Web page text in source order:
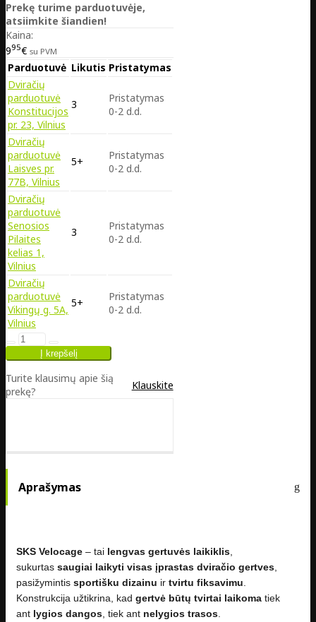
Prekę turime parduotuvėje,
atsiimkite šiandien!
Kaina:
995€ su PVM
Parduotuvė Likutis Pristatymas
Dviračių
parduotuvė
Konstitucijos
pr. 23, Vilnius
3
Pristatymas
0-2 d.d.
Dviračių
parduotuvė
Laisves pr.
77B, Vilnius
5+
Pristatymas
0-2 d.d.
Dviračių
parduotuvė
Senosios
Pilaites
kelias 1,
Vilnius
3
Pristatymas
0-2 d.d.
Dviračių
parduotuvė
Vikingų g. 5A,
Vilnius
5+
Pristatymas
0-2 d.d.
Turite klausimų apie šią
prekę?
Klauskite
Aprašymas
SKS Velocage – tai lengvas gertuvės laikiklis
sukurtas saugiai laikyti visas įprastas dviračio gertves
pasižymintis sportišku dizainu ir tvirtu fiksavimu
Konstrukcija užtikrina, kad gertvė būtų tvirtai laikoma tiek
ant lygios dangos , tiek ant nelygios trasos